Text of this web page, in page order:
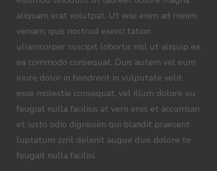
aliquam erat volutpat. Ut wisi enim ad minim
veniam, quis nostrud exerci tation
ullamcorper suscipit lobortis nisl ut aliquip ex
ea commodo consequat. Duis autem vel eum
iriure dolor in hendrerit in vulputate velit
esse molestie consequat, vel illum dolore eu
feugiat nulla facilisis at vero eros et accumsan
et iusto odio dignissim qui blandit praesent
luptatum zzril delenit augue duis dolore te
feugait nulla facilisi.